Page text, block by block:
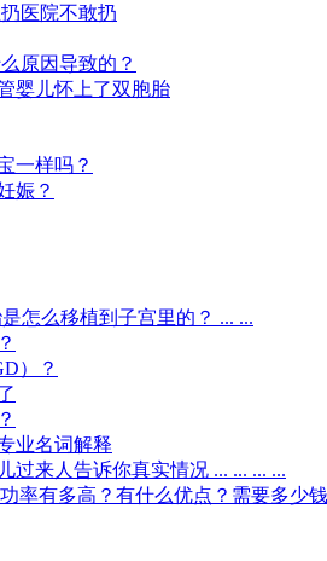
医院不敢扔
原因导致的？
婴儿怀上了双胞胎
一样吗？
娠？
怎么移植到子宫里的？ ... ...
）？
业名词解释
过来人告诉你真实情况 ... ... ... ...
率有多高？有什么优点？需要多少